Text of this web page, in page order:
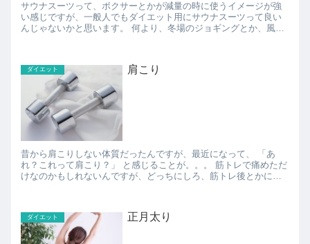
サウナスーツって、ボクサーとかが減量の時に使うイメージが強
い感じですが、一般人でもダイエット用にサウナスーツって良い
んじゃないかと思います。 何より、冬場のジョギングとか、風を
ダイエット 肩こり
昔から肩こりしない体質だったんですが、最近になって、 「あ
れ？これって肩こり？」 と感じることが。。。 筋トレで痛めただ
けなのかもしれないんですが、どっちにしろ、筋トレ後とかに体
ダイエット 正月太り